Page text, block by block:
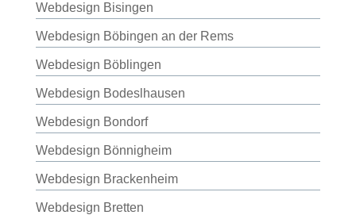
Webdesign Bisingen
Webdesign Böbingen an der Rems
Webdesign Böblingen
Webdesign Bodeslhausen
Webdesign Bondorf
Webdesign Bönnigheim
Webdesign Brackenheim
Webdesign Bretten